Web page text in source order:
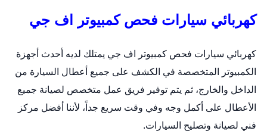
كهربائي سيارات فحص كمبيوتر اف جي
كهربائي سيارات فحص كمبيوتر اف جي يمتلك لديه أحدث أجهزة
الكمبيوتر المتخصصة في الكشف على جميع أعطال السيارة من
الداخل والخارج، ثم يتم توفير فريق عمل متخصص لصيانة جميع
الأعطال على أكمل وجه وفي وقت سريع جداً، لأننا أفضل مركز
فني لصيانة وتصليح السيارات.